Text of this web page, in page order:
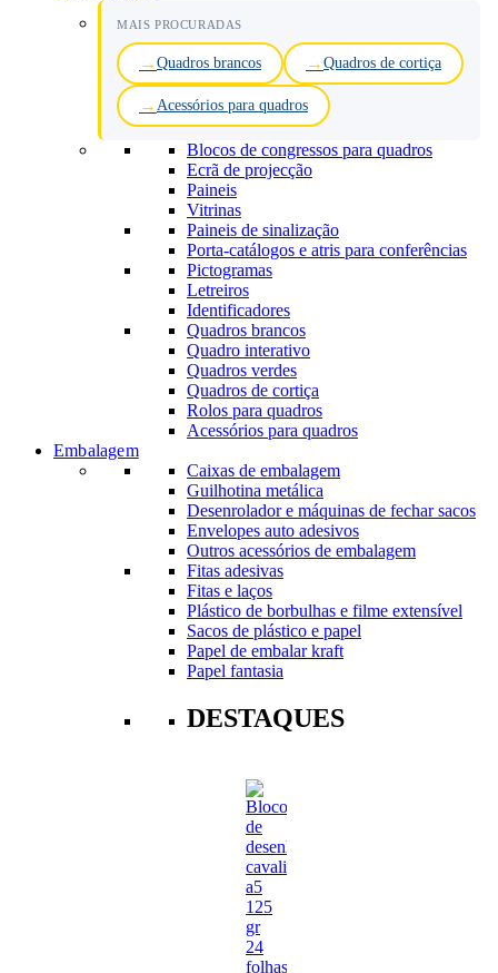
MAIS PROCURADAS
Quadros brancos Quadros de cortiça
Acessórios para quadros
Blocos de congressos para quadros
Ecrã de projecção
Paineis
Vitrinas
Paineis de sinalização
Porta-catálogos e atris para conferências
Pictogramas
Letreiros
Identificadores
Quadros brancos
Quadro interativo
Quadros verdes
Quadros de cortiça
Rolos para quadros
Acessórios para quadros
Embalagem
Caixas de embalagem
Guilhotina metálica
Desenrolador e máquinas de fechar sacos
Envelopes auto adesivos
Outros acessórios de embalagem
Fitas adesivas
Fitas e laços
Plástico de borbulhas e filme extensível
Sacos de plástico e papel
Papel de embalar kraft
Papel fantasia
DESTAQUES